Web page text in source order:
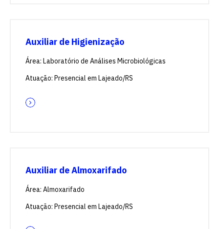
Auxiliar de Higienização
Área: Laboratório de Análises Microbiológicas
Atuação: Presencial em Lajeado/RS
Auxiliar de Almoxarifado
Área: Almoxarifado
Atuação: Presencial em Lajeado/RS